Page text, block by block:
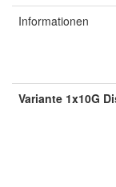
Informationen
Variante 1x10G